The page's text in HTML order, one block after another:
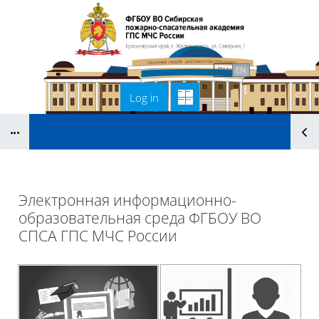
Skip to main content
Log in
Home Связаться с нами RU EN
Электронная информационно-
образовательная среда ФГБОУ ВО
СПСА ГПС МЧС России
Blocks